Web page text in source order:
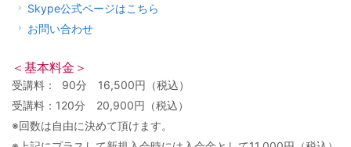
Skype公式ページはこちら
お問い合わせ
＜基本料金＞
受講料： 90分 16,500円（税込）
受講料：120分 20,900円（税込）
※回数は自由に決めて頂けます。